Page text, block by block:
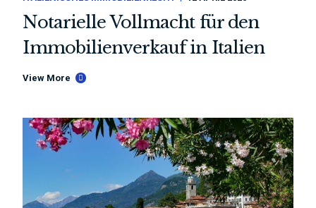
Notarielle Vollmacht für den
Immobilienverkauf in Italien
View More